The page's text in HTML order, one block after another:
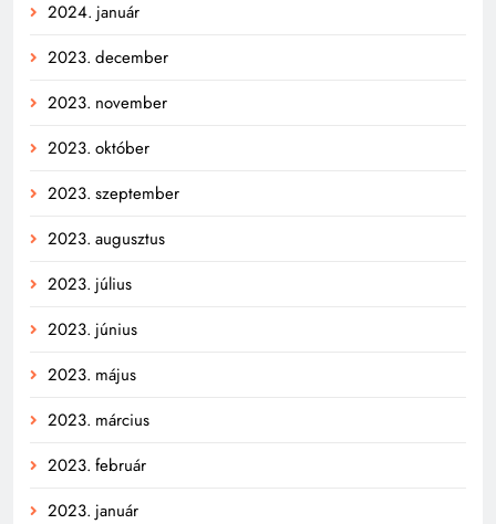
2024. január
2023. december
2023. november
2023. október
2023. szeptember
2023. augusztus
2023. július
2023. június
2023. május
2023. március
2023. február
2023. január